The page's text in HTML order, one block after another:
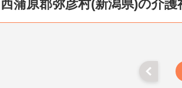
西蒲原郡弥彦村(新潟県)の介護